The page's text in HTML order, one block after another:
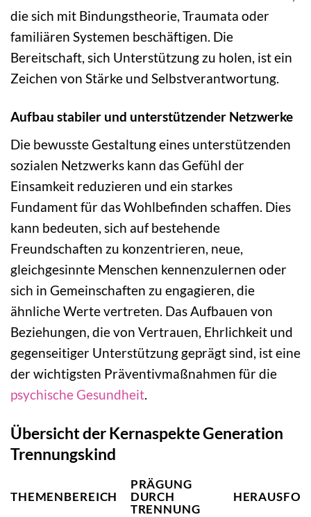
die sich mit Bindungstheorie, Traumata oder
familiären Systemen beschäftigen. Die
Bereitschaft, sich Unterstützung zu holen, ist ein
Zeichen von Stärke und Selbstverantwortung.
Aufbau stabiler und unterstützender Netzwerke
Die bewusste Gestaltung eines unterstützenden
sozialen Netzwerks kann das Gefühl der
Einsamkeit reduzieren und ein starkes
Fundament für das Wohlbefinden schaffen. Dies
kann bedeuten, sich auf bestehende
Freundschaften zu konzentrieren, neue,
gleichgesinnte Menschen kennenzulernen oder
sich in Gemeinschaften zu engagieren, die
ähnliche Werte vertreten. Das Aufbauen von
Beziehungen, die von Vertrauen, Ehrlichkeit und
gegenseitiger Unterstützung geprägt sind, ist eine
der wichtigsten Präventivmaßnahmen für die
psychische Gesundheit.
Übersicht der Kernaspekte Generation
Trennungskind
THEMENBEREICH
PRÄGUNG
DURCH
TRENNUNG